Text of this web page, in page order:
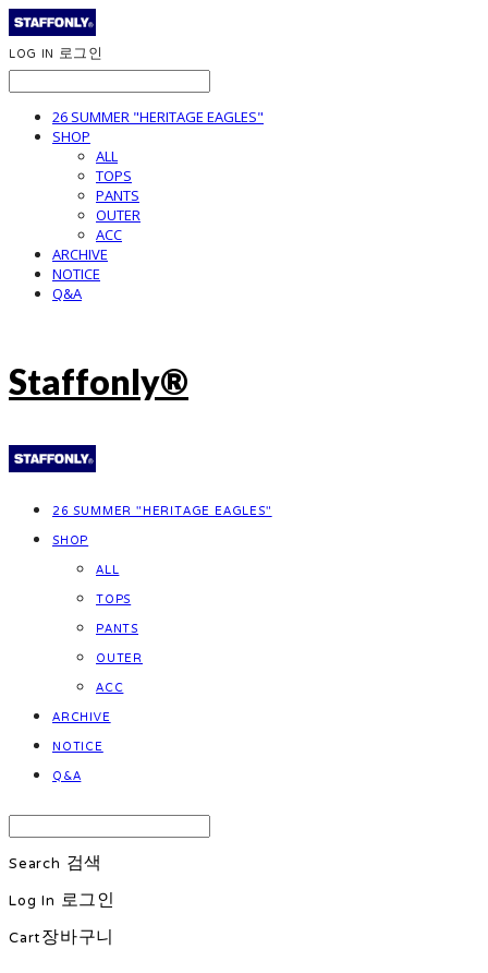
LOG IN 로그인
26 SUMMER "HERITAGE EAGLES"
SHOP
ALL
TOPS
PANTS
OUTER
ACC
ARCHIVE
NOTICE
Q&A
Staffonly®
26 SUMMER "HERITAGE EAGLES"
SHOP
ALL
TOPS
PANTS
OUTER
ACC
ARCHIVE
NOTICE
Q&A
Search 검색
Log In 로그인
Cart장바구니